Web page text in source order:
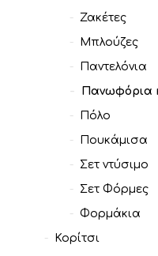
Ζακέτες
Μπλούζες
Παντελόνια
Πανωφόρια
Πόλο
Πουκάμισα
Σετ ντύσιμο
Σετ Φόρμες
Φορμάκια
Κορίτσι